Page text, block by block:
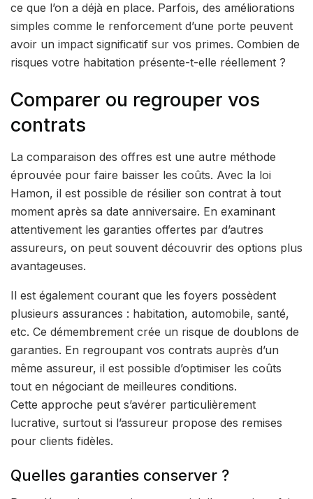
ce que l’on a déjà en place. Parfois, des améliorations
simples comme le renforcement d’une porte peuvent
avoir un impact significatif sur vos primes. Combien de
risques votre habitation présente-t-elle réellement ?
Comparer ou regrouper vos
contrats
La comparaison des offres est une autre méthode
éprouvée pour faire baisser les coûts. Avec la loi
Hamon, il est possible de résilier son contrat à tout
moment après sa date anniversaire. En examinant
attentivement les garanties offertes par d’autres
assureurs, on peut souvent découvrir des options plus
avantageuses.
Il est également courant que les foyers possèdent
plusieurs assurances : habitation, automobile, santé,
etc. Ce démembrement crée un risque de doublons de
garanties. En regroupant vos contrats auprès d’un
même assureur, il est possible d’optimiser les coûts
tout en négociant de meilleures conditions.
Cette approche peut s’avérer particulièrement
lucrative, surtout si l’assureur propose des remises
pour clients fidèles.
Quelles garanties conserver ?